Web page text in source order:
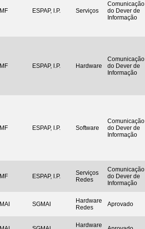
MF ESPAP, I.P. Serviços
Comunicação
do Dever de
Informação
MF ESPAP, I.P. Hardware
Comunicação
do Dever de
Informação
MF ESPAP, I.P. Software
Comunicação
do Dever de
Informação
MF ESPAP, I.P.
Serviços
Redes
Comunicação
do Dever de
Informação
MAI SGMAI
Hardware
Redes
Aprovado
Hardware